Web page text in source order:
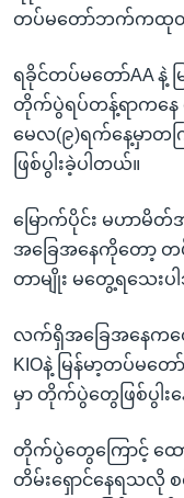
တပ်မတော်ဘက်ကထုတ်
ရခိုင်တပ်မတော်AA နဲ့
တိုက်ပွဲရပ်တန့်ရာကနေ
မေလ(၉)ရက်နေ့မှာ
ဖြစ်ပွါးခဲ့ပါတယ်။
မြောက်ပိုင်း မဟာမိ
အခြေအနေကိုတော့
တာမျိုး မတွေ့ရသေးပါ
လက်ရှိအခြေအနေကတ
KIOနဲ့ မြန်မာ့တပ်မ
မှာ တိုက်ပွဲတွေဖြစ်ပွါး
တိုက်ပွဲတွေကြောင့် ထေ
တိမ်းရှောင်နေရသလို